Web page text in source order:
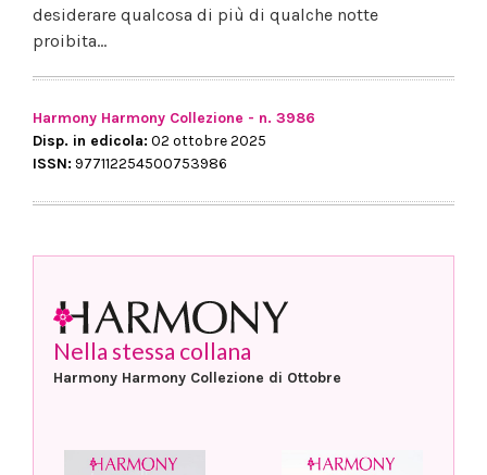
desiderare qualcosa di più di qualche notte
proibita…
Harmony Harmony Collezione - n. 3986
Disp. in edicola: 02 ottobre 2025
ISSN: 977112254500753986
Nella stessa collana
Harmony Harmony Collezione di Ottobre